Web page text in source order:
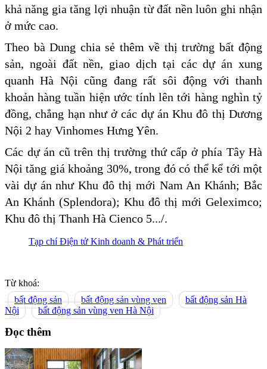
khả năng gia tăng lợi nhuận từ đất nền luôn ghi nhận
ở mức cao.
Theo bà Dung chia sẻ thêm về thị trường bất động
sản, ngoài đất nền, giao dịch tại các dự án xung
quanh Hà Nội cũng đang rất sôi động với thanh
khoản hàng tuần hiện ước tính lên tới hàng nghìn tỷ
đồng, chẳng hạn như ở các dự án Khu đô thị Dương
Nội 2 hay Vinhomes Hưng Yên.
Các dự án cũ trên thị trường thứ cấp ở phía Tây Hà
Nội tăng giá khoảng 30%, trong đó có thể kể tới một
vài dự án như Khu đô thị mới Nam An Khánh; Bắc
An Khánh (Splendora); Khu đô thị mới Geleximco;
Khu đô thị Thanh Hà Cienco 5.../.
Tạp chí Điện tử Kinh doanh & Phát triển
Từ khoá:
bất động sản
bất động sản vùng ven
bất động sản Hà
Nội
bất động sản vùng ven Hà Nội
Đọc thêm